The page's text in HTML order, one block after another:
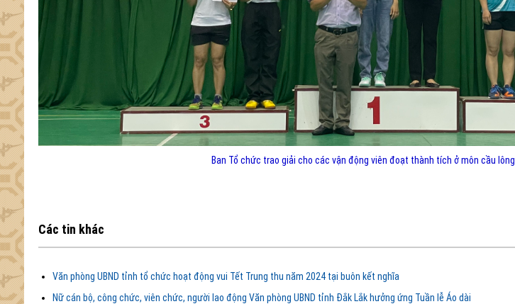
Ban Tổ chức trao giải cho các vận động viên đoạt thành tích ở môn cầu lông
Các tin khác
Văn phòng UBND tỉnh tổ chức hoạt động vui Tết Trung thu năm 2024 tại buôn kết nghĩa
Nữ cán bộ, công chức, viên chức, người lao động Văn phòng UBND tỉnh Đắk Lắk hưởng ứng Tuần lễ Áo dài